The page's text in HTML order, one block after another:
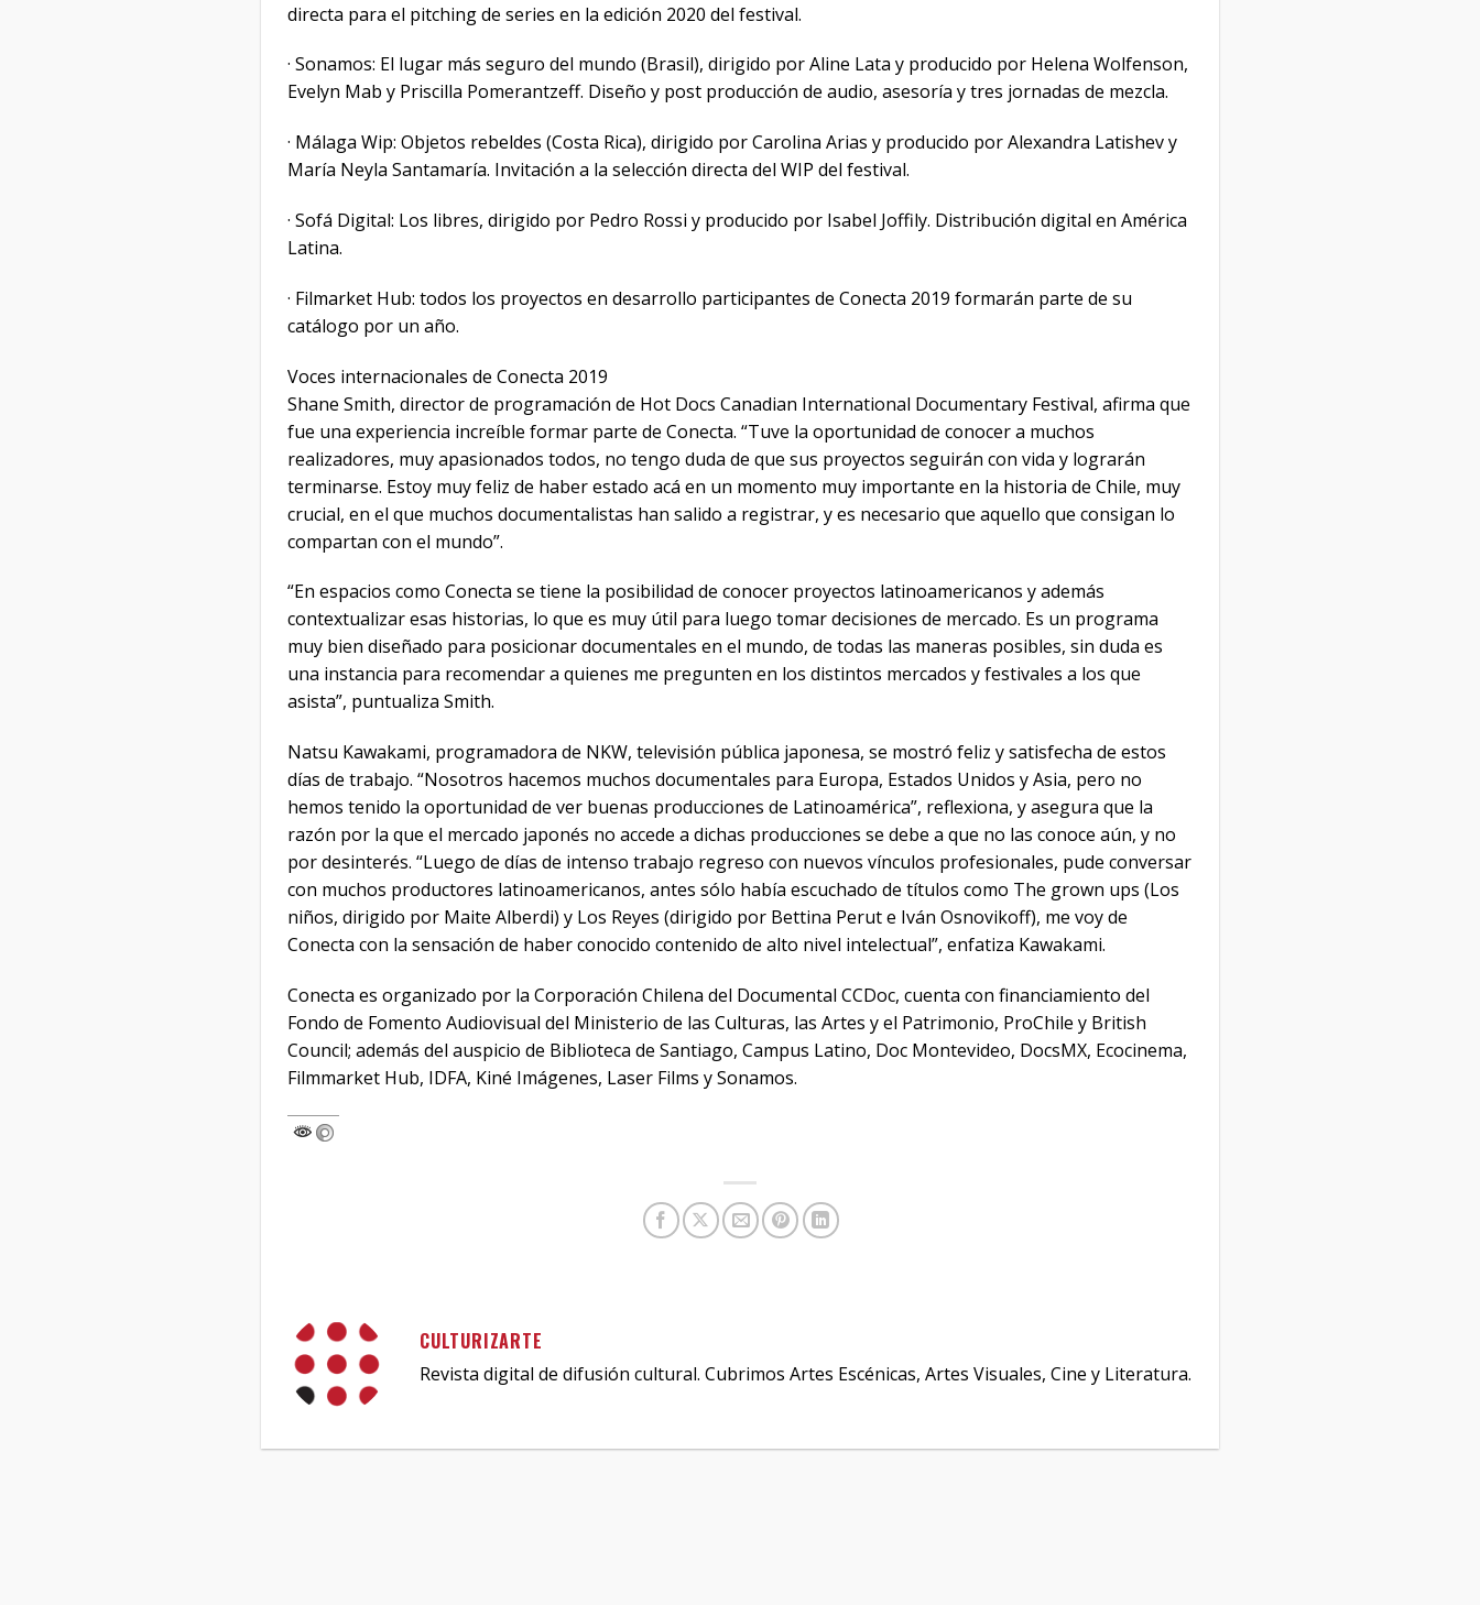
directa para el pitching de series en la edición 2020 del festival.
· Sonamos: El lugar más seguro del mundo (Brasil), dirigido por Aline Lata y producido por Helena Wolfenson,
Evelyn Mab y Priscilla Pomerantzeff. Diseño y post producción de audio, asesoría y tres jornadas de mezcla.
· Málaga Wip: Objetos rebeldes (Costa Rica), dirigido por Carolina Arias y producido por Alexandra Latishev y
María Neyla Santamaría. Invitación a la selección directa del WIP del festival.
· Sofá Digital: Los libres, dirigido por Pedro Rossi y producido por Isabel Joffily. Distribución digital en América
Latina.
· Filmarket Hub: todos los proyectos en desarrollo participantes de Conecta 2019 formarán parte de su
catálogo por un año.
Voces internacionales de Conecta 2019
Shane Smith, director de programación de Hot Docs Canadian International Documentary Festival, afirma que
fue una experiencia increíble formar parte de Conecta. “Tuve la oportunidad de conocer a muchos
realizadores, muy apasionados todos, no tengo duda de que sus proyectos seguirán con vida y lograrán
terminarse. Estoy muy feliz de haber estado acá en un momento muy importante en la historia de Chile, muy
crucial, en el que muchos documentalistas han salido a registrar, y es necesario que aquello que consigan lo
compartan con el mundo”.
“En espacios como Conecta se tiene la posibilidad de conocer proyectos latinoamericanos y además
contextualizar esas historias, lo que es muy útil para luego tomar decisiones de mercado. Es un programa
muy bien diseñado para posicionar documentales en el mundo, de todas las maneras posibles, sin duda es
una instancia para recomendar a quienes me pregunten en los distintos mercados y festivales a los que
asista”, puntualiza Smith.
Natsu Kawakami, programadora de NKW, televisión pública japonesa, se mostró feliz y satisfecha de estos
días de trabajo. “Nosotros hacemos muchos documentales para Europa, Estados Unidos y Asia, pero no
hemos tenido la oportunidad de ver buenas producciones de Latinoamérica”, reflexiona, y asegura que la
razón por la que el mercado japonés no accede a dichas producciones se debe a que no las conoce aún, y no
por desinterés. “Luego de días de intenso trabajo regreso con nuevos vínculos profesionales, pude conversar
con muchos productores latinoamericanos, antes sólo había escuchado de títulos como The grown ups (Los
niños, dirigido por Maite Alberdi) y Los Reyes (dirigido por Bettina Perut e Iván Osnovikoff), me voy de
Conecta con la sensación de haber conocido contenido de alto nivel intelectual”, enfatiza Kawakami.
Conecta es organizado por la Corporación Chilena del Documental CCDoc, cuenta con financiamiento del
Fondo de Fomento Audiovisual del Ministerio de las Culturas, las Artes y el Patrimonio, ProChile y British
Council; además del auspicio de Biblioteca de Santiago, Campus Latino, Doc Montevideo, DocsMX, Ecocinema,
Filmmarket Hub, IDFA, Kiné Imágenes, Laser Films y Sonamos.
CULTURIZARTE
Revista digital de difusión cultural. Cubrimos Artes Escénicas, Artes Visuales, Cine y Literatura.